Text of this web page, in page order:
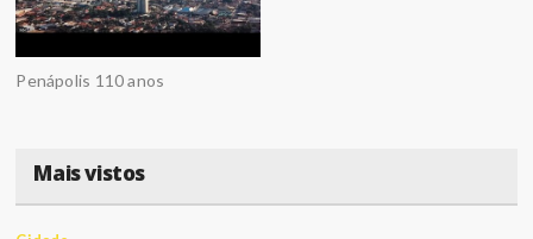
Penápolis 110 anos
Mais vistos